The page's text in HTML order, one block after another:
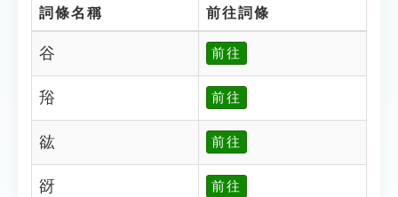
詞條名稱 前往詞條
谷 前往
谸 前往
谹 前往
谺 前往